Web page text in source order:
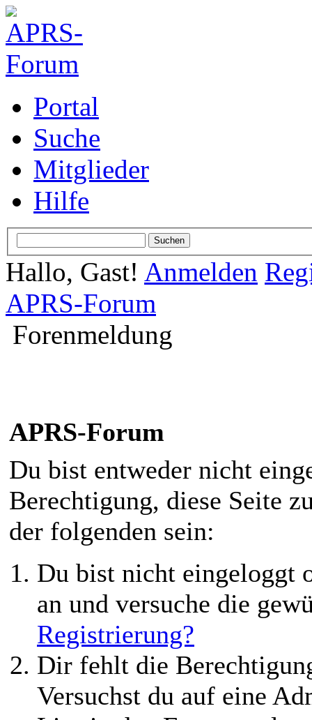
Portal
Suche
Mitglieder
Hilfe
Hallo, Gast! Anmelden
APRS-Forum
Forenmeldung
APRS-Forum
Du bist entweder nicht
Berechtigung, diese Seite
der folgenden sein:
Du bist nicht eingeloggt
an und versuche die
Registrierung?
Dir fehlt die
Versuchst du auf eine